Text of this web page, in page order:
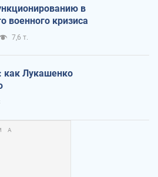
в
военного кризиса
7,6 т.
как Лукашенко